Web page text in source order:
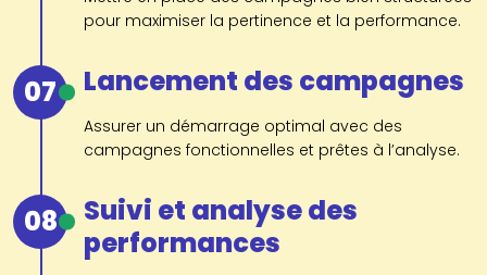
pour maximiser la pertinence et la performance.
07 Lancement des campagnes
Assurer un démarrage optimal avec des
campagnes fonctionnelles et prêtes à l’analyse.
08
Suivi et analyse des
performances